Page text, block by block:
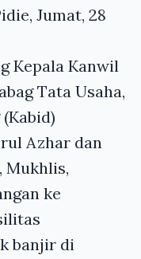
Jumat, 28
Kepala Kanwil
Tata Usaha,
Azhar dan
Mukhlis,
ke
banjir di